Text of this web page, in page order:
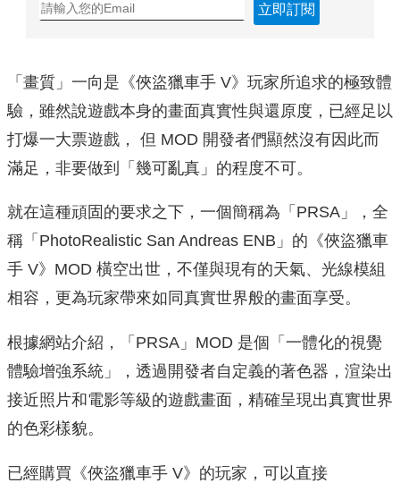
立即訂閱
「畫質」一向是《俠盜獵車手 V》玩家所追求的極致體
驗，雖然說遊戲本身的畫面真實性與還原度，已經足以
打爆一大票遊戲， 但 MOD 開發者們顯然沒有因此而
滿足，非要做到「幾可亂真」的程度不可。
就在這種頑固的要求之下，一個簡稱為「PRSA」，全
稱「PhotoRealistic San Andreas ENB」的《俠盜獵車
手 V》MOD 橫空出世，不僅與現有的天氣、光線模組
相容，更為玩家帶來如同真實世界般的畫面享受。
根據網站介紹，「PRSA」MOD 是個「一體化的視覺
體驗增強系統」，透過開發者自定義的著色器，渲染出
接近照片和電影等級的遊戲畫面，精確呈現出真實世界
的色彩樣貌。
已經購買《俠盜獵車手 V》的玩家，可以直接